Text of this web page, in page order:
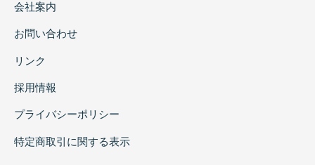
会社案内
お問い合わせ
リンク
採用情報
プライバシーポリシー
特定商取引に関する表示